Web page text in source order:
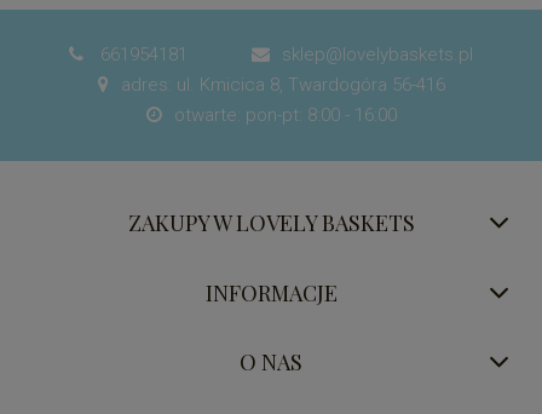
 661954181  sklep@lovelybaskets.pl
 adres: ul. Kmicica 8, Twardogóra 56-416
 otwarte: pon-pt: 8:00 - 16:00
ZAKUPY W LOVELY BASKETS
INFORMACJE
O NAS